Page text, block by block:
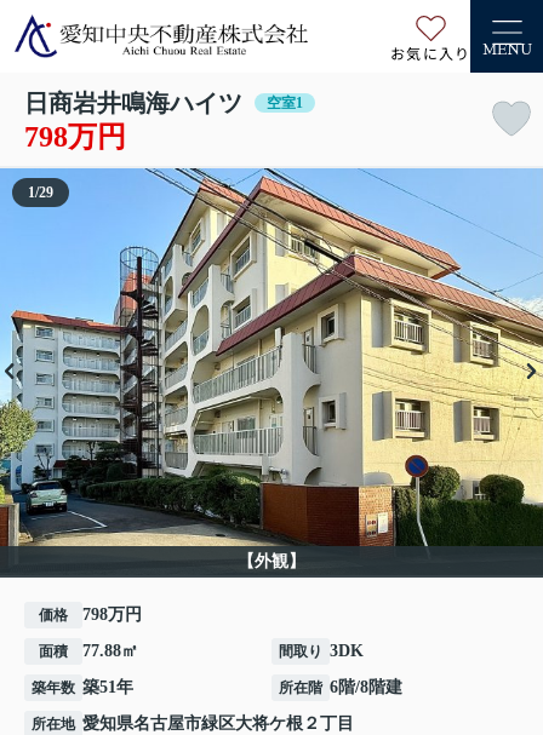
お気に入り MENU
日商岩井鳴海ハイツ 空室1
798万円
【外観】
1/29
価格 798万円
面積 77.88㎡ 間取り 3DK
築年数 築51年 所在階 6階/8階建
所在地 愛知県名古屋市緑区大将ケ根 ２丁目